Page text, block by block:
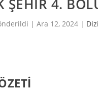
ŞEHIR 4.
|Ara 12, 2024 |